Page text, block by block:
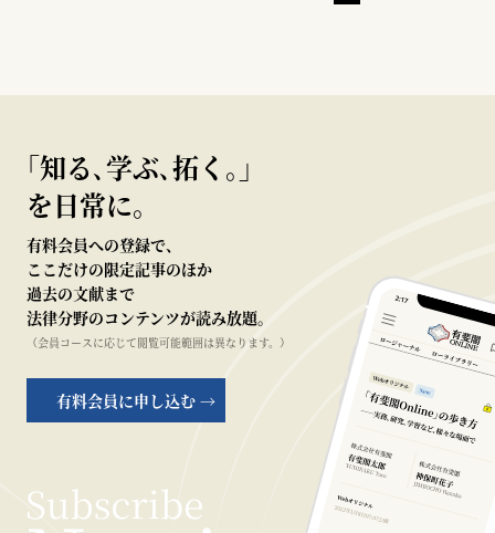
｢知る､学ぶ､拓く｡｣
を日常に。
有料会員への登録で、
ここだけの限定記事のほか
過去の文献まで
法律分野のコンテンツが読み放題。
（会員コースに応じて閲覧可能範囲は異なります。）
有料会員に申し込む →